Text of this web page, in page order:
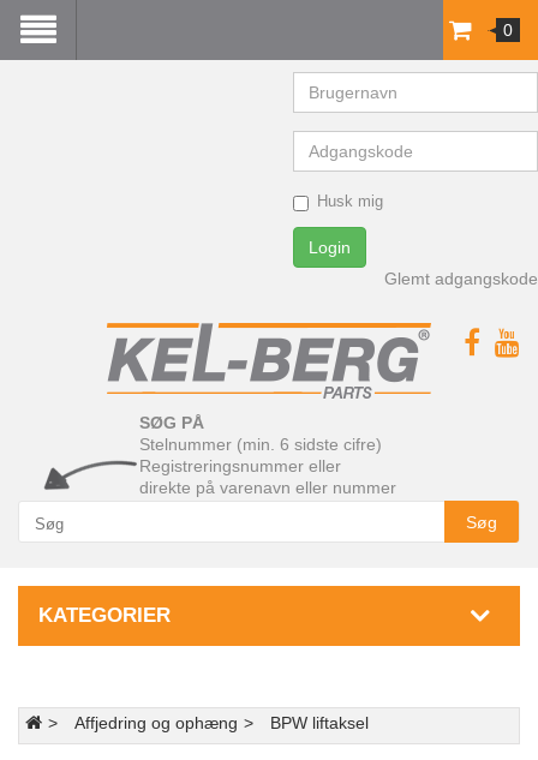
Husk mig
Login
Glemt adgangskode
SØG PÅ
Stelnummer (min. 6 sidste cifre)
Registreringsnummer eller
direkte på varenavn eller nummer
Søg
0
KATEGORIER
Affjedring og ophæng BPW liftaksel